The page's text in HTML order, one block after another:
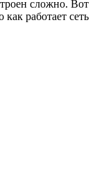
сложно. Вот
работает сеть